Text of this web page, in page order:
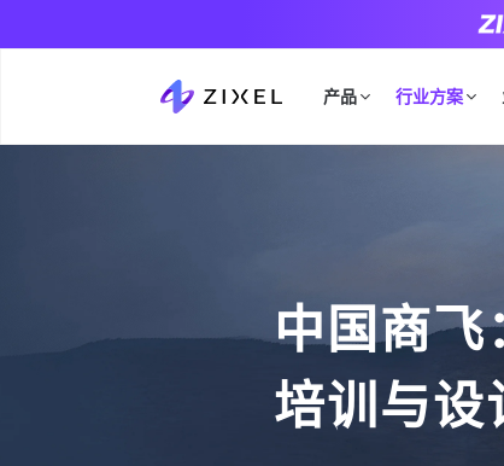
产品 行业方案
中国商飞
培训与设